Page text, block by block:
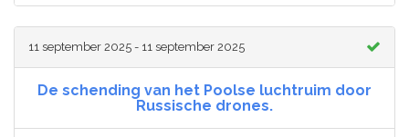
11 september 2025 - 11 september 2025
De schending van het Poolse luchtruim door
Russische drones.